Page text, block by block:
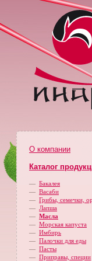
О компании
Каталог
— Бакалея
— Васаби
— Грибы, семечки,
— Лапша
— Масла
— Морская капуста
— Имбирь
— Палочки для еды
— Пасты
— Приправы, специи